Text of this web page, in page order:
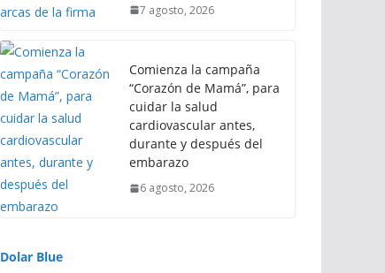
7 agosto, 2026
Comienza la campaña
“Corazón de Mamá”, para
cuidar la salud
cardiovascular antes,
durante y después del
embarazo
6 agosto, 2026
Dolar Blue